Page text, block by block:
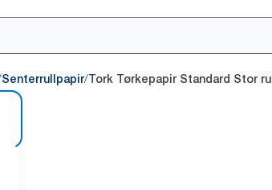
Senterrullpapir/Tork Tørkepapir Standard Stor rull